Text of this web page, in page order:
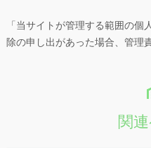
「当サイトが管理する範囲の
除の申し出があった場合、管理
関